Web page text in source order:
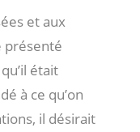
et aux
présenté
était
à ce qu’on
il désirait